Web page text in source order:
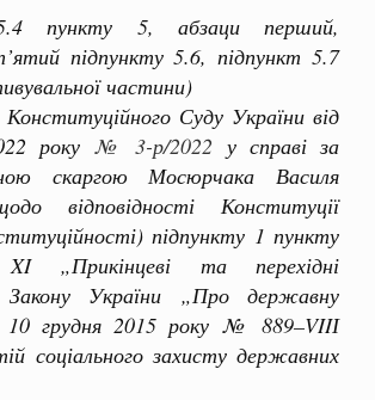
пункту 5, абзаци перший,
підпункту 5.6, підпункт 5.7
частини)
Суду України від
року № 3-р/2022 у справі за
скаргою Мосюрчака Василя
відповідності Конституції
підпункту 1 пункту
„Прикінцеві та перехідні
Закону України „Про державну
10 грудня 2015 року № 889–VIIІ
соціального захисту державних